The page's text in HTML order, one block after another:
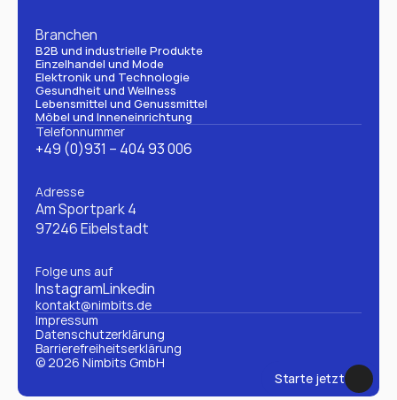
Starte jetzt
Branchen
B2B und industrielle Produkte
Einzelhandel und Mode
Elektronik und Technologie
Gesundheit und Wellness
Lebensmittel und Genussmittel
Möbel und Inneneinrichtung
kontakt@nimbits.de
Telefonnummer
+49 (0)931 – 404 93 006
Adresse
Am Sportpark 4
97246 Eibelstadt
Folge uns auf
InstagramLinkedin
Impressum
Datenschutzerklärung
Barrierefreiheitserklärung
© 2026 Nimbits GmbH